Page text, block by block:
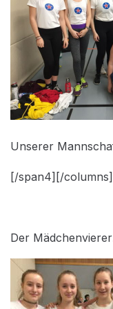
Unserer
[/span4][/columns]
Der